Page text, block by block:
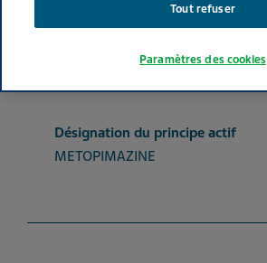
Forme pharmaceutique
Désignation du principe actif
METOPIMAZINE
Tout refuser
Paramètres des cookies